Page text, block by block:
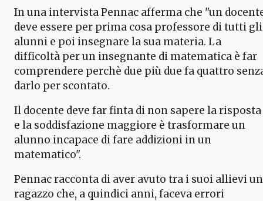
In una intervista Pennac afferma che "un
deve essere per prima cosa professore di tutti gli
alunni e poi insegnare la sua materia. La
difficoltà per un insegnante di matematica è far
comprendere perchè due più due fa quattro
darlo per scontato.
Il docente deve far finta di non sapere la risposta
e la soddisfazione maggiore è trasformare un
alunno incapace di fare addizioni in un
matematico".
Pennac racconta di aver avuto tra i suoi allievi un
ragazzo che, a quindici anni, faceva errori